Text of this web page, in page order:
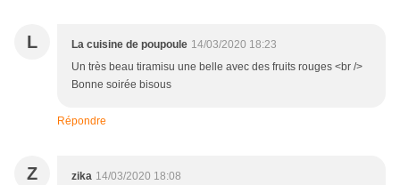
L La cuisine de poupoule 14/03/2020 18:23
Un très beau tiramisu une belle avec des fruits rouges <br />
Bonne soirée bisous
Répondre
Z zika 14/03/2020 18:08